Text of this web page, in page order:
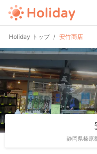
Holiday トップ 安竹商店
静岡県榛原